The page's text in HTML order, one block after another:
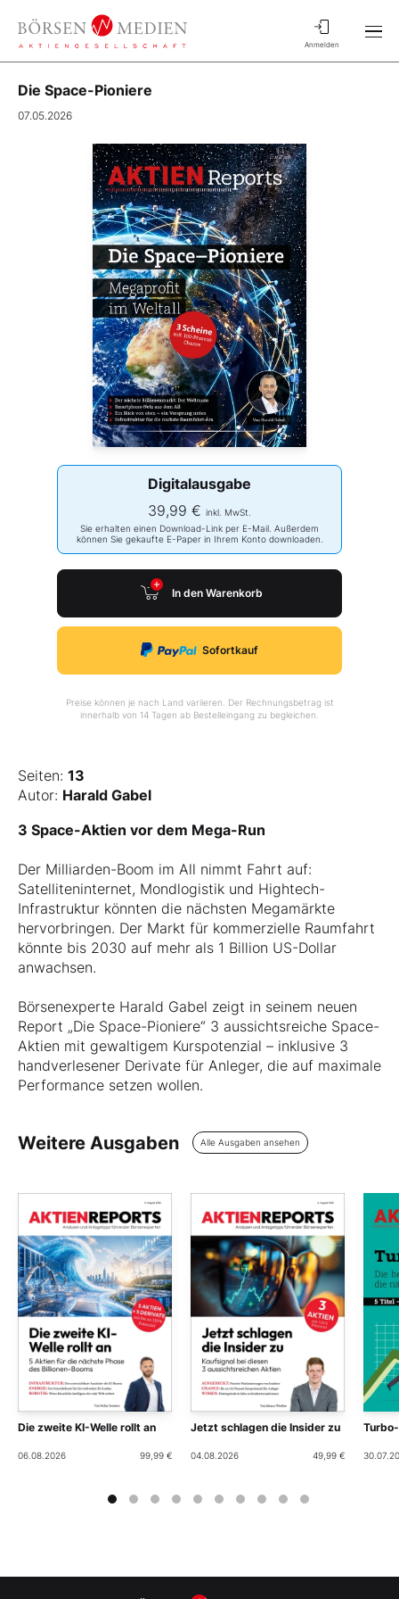
Anmelden
Die Space-Pioniere
07.05.2026
Digitalausgabe
39,99 € inkl. MwSt.
Sie erhalten einen Download-Link per E-Mail. Außerdem
können Sie gekaufte E-Paper in Ihrem Konto downloaden.
In den Warenkorb
Sofortkauf
Preise können je nach Land variieren. Der Rechnungsbetrag ist
innerhalb von 14 Tagen ab Bestelleingang zu begleichen.
Seiten: 13
Autor: Harald Gabel
3 Space-Aktien vor dem Mega-Run
Der Milliarden-Boom im All nimmt Fahrt auf:
Satelliteninternet, Mondlogistik und Hightech-
Infrastruktur könnten die nächsten Megamärkte
hervorbringen. Der Markt für kommerzielle Raumfahrt
könnte bis 2030 auf mehr als 1 Billion US-Dollar
anwachsen.
Börsenexperte Harald Gabel zeigt in seinem neuen
Report „Die Space-Pioniere“ 3 aussichtsreiche Space-
Aktien mit gewaltigem Kurspotenzial – inklusive 3
handverlesener Derivate für Anleger, die auf maximale
Performance setzen wollen.
Weitere Ausgaben Alle Ausgaben ansehen
Die zweite KI-Welle rollt an
06.08.2026 99,99 €
Jetzt schlagen die Insider zu
04.08.2026 49,99 €